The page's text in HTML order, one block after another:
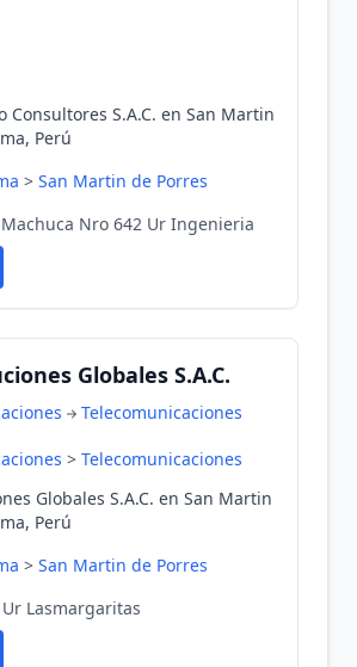
Consultores S.A.C. en San Martin
Perú
> San Martin de Porres
Machuca Nro 642 Ur Ingenieria
Globales S.A.C.
Telecomunicaciones
> Telecomunicaciones
Globales S.A.C. en San Martin
Perú
> San Martin de Porres
Lasmargaritas